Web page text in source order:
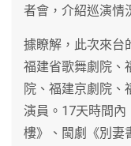
者會，介紹巡演情
據瞭解，此次來台
福建省歌舞劇院、
院、福建京劇院、
演員。17天時間
樓》、閩劇《別妻